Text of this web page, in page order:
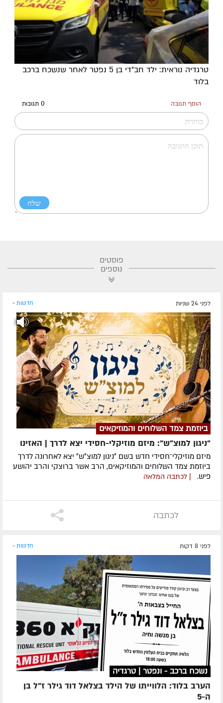
טרגדיה נוראית: ילד חב"די בן 5 נפטר לאחר שנשכח ברכב
בלוד
הוסף תגובה 0 תגובות
פוסטים
נוספים
לפני 24 שניות חדשות »
ביוזמת צמד השלוחים והמוזיקאים
"ניגון למוצ"ש": מיזם מוזיקלי-חסידי יצא לדרך | האזינו
מיזם מוזיקלי־חסידי חדש בשם ״ניגון למוצ״ש״ יצא לאחרונה לדרך
ביוזמת צמד השלוחים והמוזיקאים, הרב אשר ברוצקי והרב יהושע
פיש. | לכתבה המלאה
לכתבה
לפני 8 דקות חדשות »
נשכח ברכב - ונפטר | טרגדיה
הערב בלוד: הלווייתו של הילד בצלאל דוד גילר ז"ל בן
ה-5